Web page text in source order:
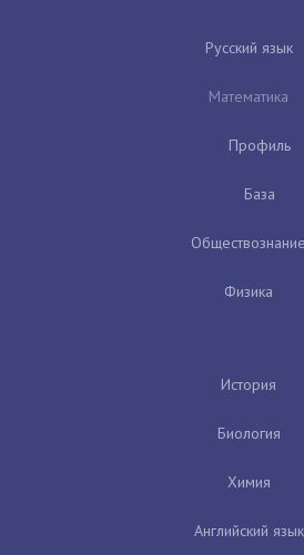
Русский язык
Математика
Профиль
База
Обществознание
Физика
История
Биология
Химия
Английский язык